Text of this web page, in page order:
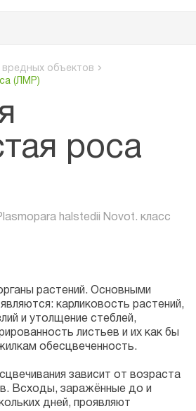
вредных объектов
(ЛМР)
роса
halstedii Novot. класс
растений. Основными
карликовость растений,
и утолщение стеблей,
листьев и их как бы
обесцвеченность.
зависит от возраста
Всходы, заражённые до и
дней, проявляют